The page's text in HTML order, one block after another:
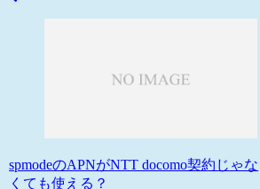
spmodeのAPNがNTT docomo契約じゃな
くても使える？